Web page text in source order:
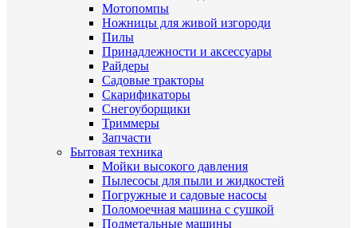
Мотопомпы
Ножницы для живой изгороди
Пилы
Принадлежности и аксессуары
Райдеры
Садовые тракторы
Скарификаторы
Снегоуборщики
Триммеры
Запчасти
Бытовая техника
Мойки высокого давления
Пылесосы для пыли и жидкостей
Погружные и садовые насосы
Поломоечная машина с сушкой
Подметальные машины